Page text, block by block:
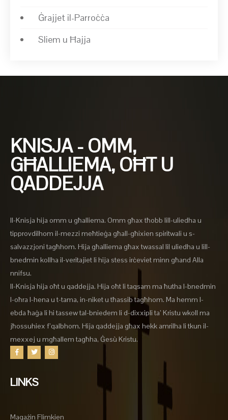
Ġrajjet il-Parroċċa
Sliem u Ħajja
KNISJA - OMM,
GĦALLIEMA, OĦT U
QADDEJJA
Il-Knisja hija omm u għalliema. Omm għax tħobb lill-uliedha u
tipprovdilhom il-mezzi meħtieġa għall-għixien spiritwali u s-
salvazzjoni tagħhom. Hija għalliema għax twassal lil uliedha u lill-
bnedmin kollha il-veritajiet li hija stess irċeviet minn għand Alla
nnifsu.
Il-Knisja hija oħt u qaddejja. Hija oħt li taqsam ma ħutha l-bnedmin
l-oħra l-hena u t-tama, in-niket u tħassib tagħhom. Ma hemm l-
ebda ħaġa li hi tassew tal-bniedem li d-dixxipli ta’ Kristu wkoll ma
jħossuhiex f’qalbhom. Hija qaddejja għax hekk amrilha li tkun il-
mexxej u mgħallem tagħha, Ġesù Kristu.
LINKS
Magażin Flimkien